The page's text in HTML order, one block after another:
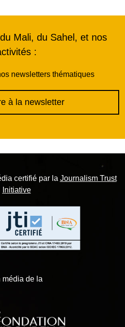
Mali, du Sahel, et nos
:
newsletters thématiques
à la newsletter
certifié par la Journalism Trust
Initiative
média de la